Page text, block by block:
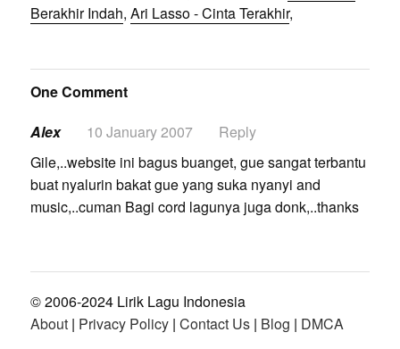
Berakhir Indah, Ari Lasso - Cinta Terakhir,
One Comment
Alex
10 January 2007
Reply
Gile,..website ini bagus buanget, gue sangat terbantu
buat nyalurin bakat gue yang suka nyanyi and
music,..cuman Bagi cord lagunya juga donk,..thanks
© 2006-2024 Lirik Lagu Indonesia
About| Privacy Policy| Contact Us| Blog | DMCA